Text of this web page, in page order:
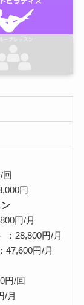
円
円/月
：28,800円/月
47,600円/月
円/回
/月